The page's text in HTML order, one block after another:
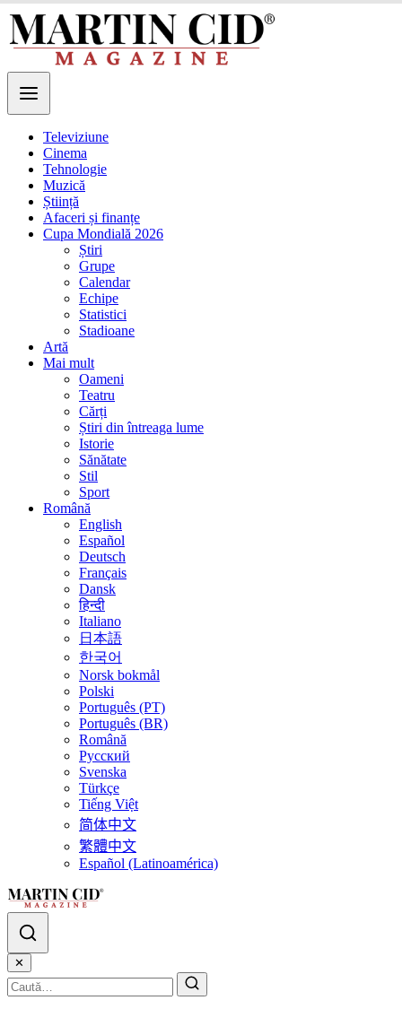
Televiziune
Cinema
Tehnologie
Muzică
Știință
Afaceri și finanțe
Cupa Mondială 2026
Știri
Grupe
Calendar
Echipe
Statistici
Stadioane
Artă
Mai mult
Oameni
Teatru
Cărți
Știri din întreaga lume
Istorie
Sănătate
Stil
Sport
Română
English
Español
Deutsch
Français
Dansk
हिन्दी
Italiano
日本語
한국어
Norsk bokmål
Polski
Português (PT)
Português (BR)
Română
Русский
Svenska
Türkçe
Tiếng Việt
简体中文
繁體中文
Español (Latinoamérica)
✕